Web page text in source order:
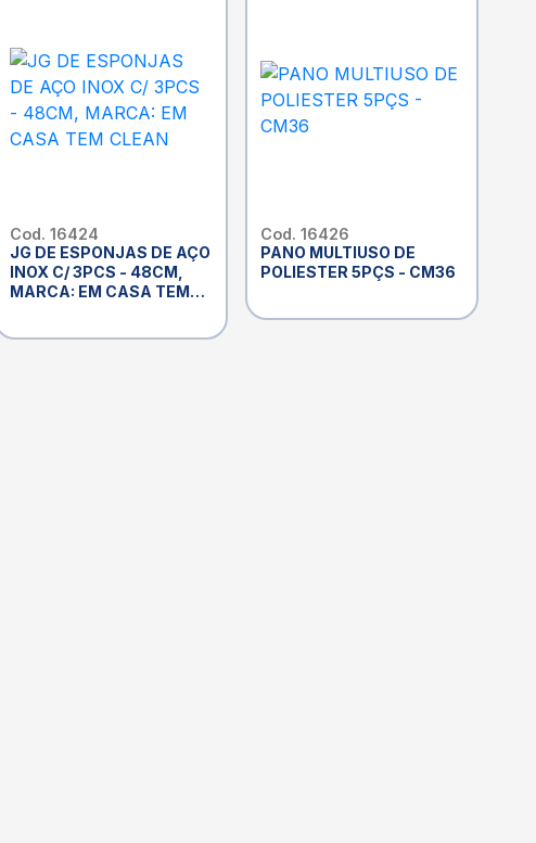
Cod. 16424
JG DE ESPONJAS DE AÇO
INOX C/ 3PCS - 48CM,
MARCA: EM CASA TEM
Cod. 16426
PANO MULTIUSO DE
POLIESTER 5PÇS - CM36